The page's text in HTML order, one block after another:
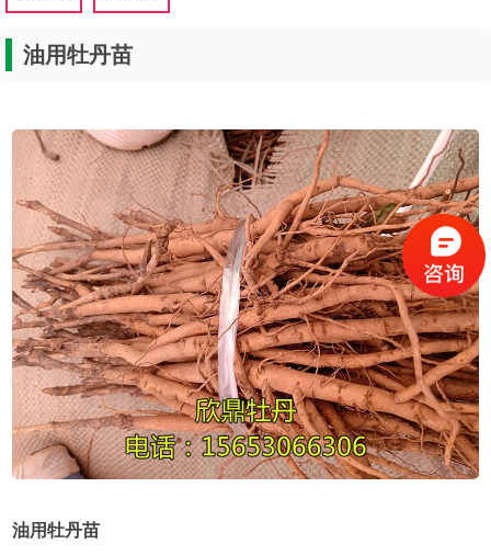
药用芍药 芍药种子